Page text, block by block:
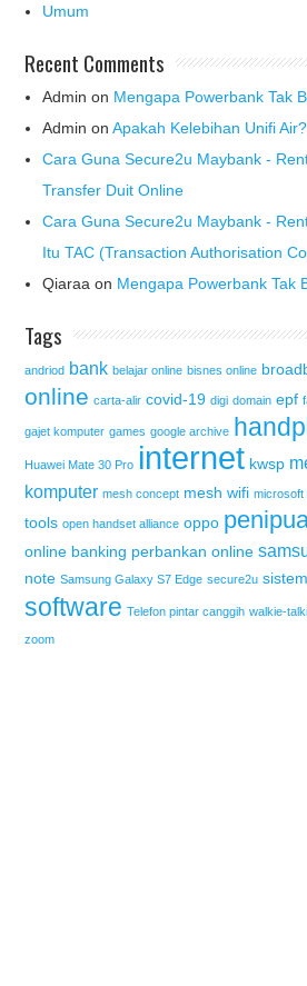
Umum
Recent Comments
Admin on Mengapa Powerbank Tak
Admin onApakah Kelebihan Unifi Air?
Cara Guna Secure2u Maybank -
Transfer Duit Online
Cara Guna Secure2u Maybank -
Itu TAC (Transaction Authorisation
Qiaraa on Mengapa Powerbank Tak
Tags
andriod bank belajar online bisnes online
online carta-alir covid-19 digi domain epf
gajet komputer games google archive
Huawei Mate 30 Pro internet kwsp
komputer mesh concept mesh wifi microsoft
tools open handset alliance oppo
online banking perbankan online
note Samsung Galaxy S7 Edge secure2u
software Telefon pintar canggih walkie-
zoom